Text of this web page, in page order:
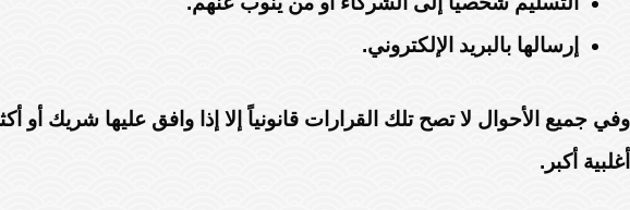
إرسالها بالبريد الإلكتروني.
وفي جميع الأحوال لا تصح تلك القرارات قانونياً إلا إذا وافق عليها
أغلبية أكبر.